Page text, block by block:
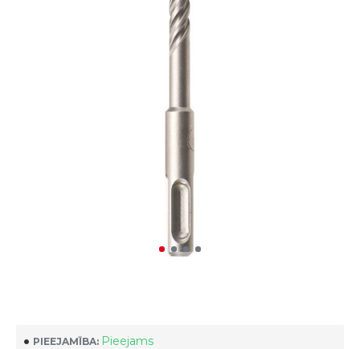
PIEEJAMĪBA: Pieejams